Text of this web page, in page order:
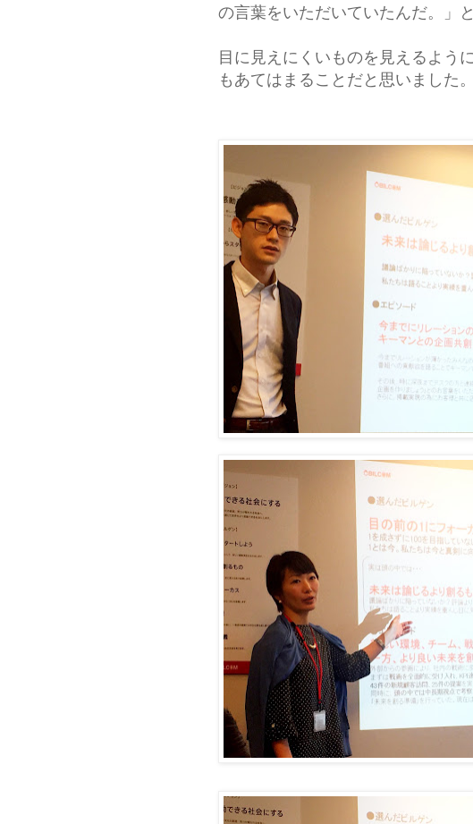
の言葉をいただいていたんだ。」
目に見えにくいものを見えるよう
もあてはまることだと思いました。